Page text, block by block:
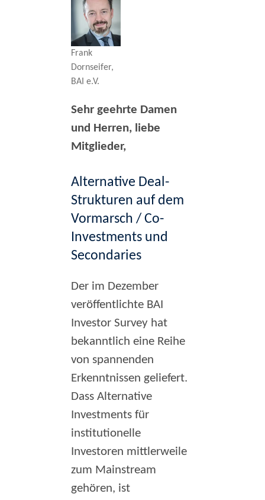
Frank
Dornseifer,
BAI e.V.
Sehr geehrte Damen
und Herren, liebe
Mitglieder,
Alternative Deal-
Strukturen auf dem
Vormarsch / Co-
Investments und
Secondaries
Der im Dezember
veröffentlichte BAI
Investor Survey hat
bekanntlich eine Reihe
von spannenden
Erkenntnissen geliefert.
Dass Alternative
Investments für
institutionelle
Investoren mittlerweile
zum Mainstream
gehören, ist